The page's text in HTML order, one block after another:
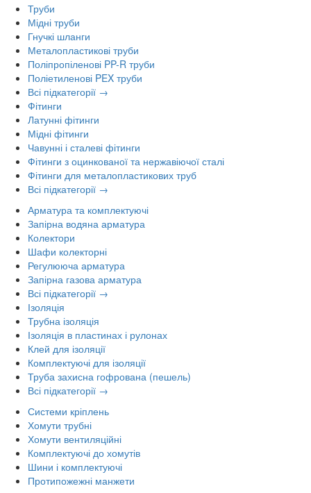
Труби
Мідні труби
Гнучкі шланги
Металопластикові труби
Поліпропіленові PP-R труби
Поліетиленові PEX труби
Всі підкатегорії →
Фітинги
Латунні фітинги
Мідні фітинги
Чавунні і сталеві фітинги
Фітинги з оцинкованої та нержавіючої сталі
Фітинги для металопластикових труб
Всі підкатегорії →
Арматура та комплектуючі
Запірна водяна арматура
Колектори
Шафи колекторні
Регулююча арматура
Запірна газова арматура
Всі підкатегорії →
Ізоляція
Трубна ізоляція
Ізоляція в пластинах і рулонах
Клей для ізоляції
Комплектуючі для ізоляції
Труба захисна гофрована (пешель)
Всі підкатегорії →
Системи кріплень
Хомути трубні
Хомути вентиляційні
Комплектуючі до хомутів
Шини і комплектуючі
Протипожежні манжети